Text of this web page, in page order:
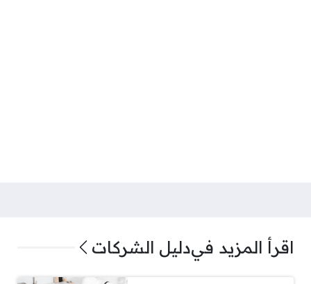
اقرأ المزيد فيدليل الشركات